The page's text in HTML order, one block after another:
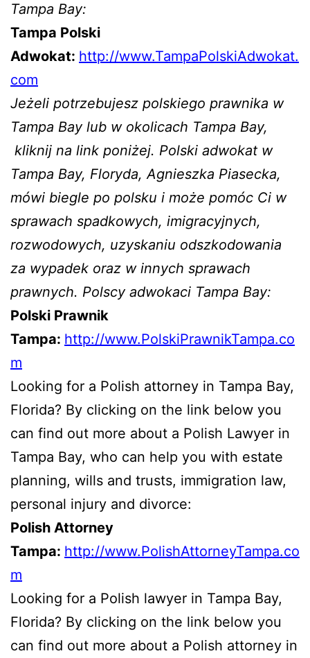
Tampa Bay:
Tampa Polski
Adwokat: http://www.TampaPolskiAdwokat.
com
Jeżeli potrzebujesz polskiego prawnika w
Tampa Bay lub w okolicach Tampa Bay,
kliknij na link poniżej. Polski adwokat w
Tampa Bay, Floryda, Agnieszka Piasecka,
mówi biegle po polsku i może pomóc Ci w
sprawach spadkowych, imigracyjnych,
rozwodowych, uzyskaniu odszkodowania
za wypadek oraz w innych sprawach
prawnych. Polscy adwokaci Tampa Bay:
Polski Prawnik
Tampa: http://www.PolskiPrawnikTampa.co
m
Looking for a Polish attorney in Tampa Bay,
Florida? By clicking on the link below you
can find out more about a Polish Lawyer in
Tampa Bay, who can help you with estate
planning, wills and trusts, immigration law,
personal injury and divorce:
Polish Attorney
Tampa: http://www.PolishAttorneyTampa.co
m
Looking for a Polish lawyer in Tampa Bay,
Florida? By clicking on the link below you
can find out more about a Polish attorney in